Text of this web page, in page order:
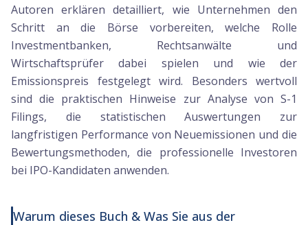
Autoren erklären detailliert, wie Unternehmen den
Schritt an die Börse vorbereiten, welche Rolle
Investmentbanken, Rechtsanwälte und
Wirtschaftsprüfer dabei spielen und wie der
Emissionspreis festgelegt wird. Besonders wertvoll
sind die praktischen Hinweise zur Analyse von S-1
Filings, die statistischen Auswertungen zur
langfristigen Performance von Neuemissionen und die
Bewertungsmethoden, die professionelle Investoren
bei IPO-Kandidaten anwenden.
Warum dieses Buch & Was Sie aus der